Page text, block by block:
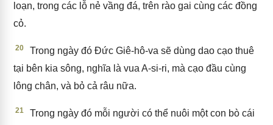
loạn, trong các lỗ nẻ vầng đá, trên rào gai cùng các đồng
cỏ.
20
Trong ngày đó Đức Giê-hô-va sẽ dùng dao cạo thuê
tại bên kia sông, nghĩa là vua A-si-ri, mà cạo đầu cùng
lông chân, và bỏ cả râu nữa.
21
Trong ngày đó mỗi người có thể nuôi một con bò cái